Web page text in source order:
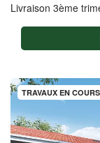
Livraison 3ème
TRAVAUX EN COURS